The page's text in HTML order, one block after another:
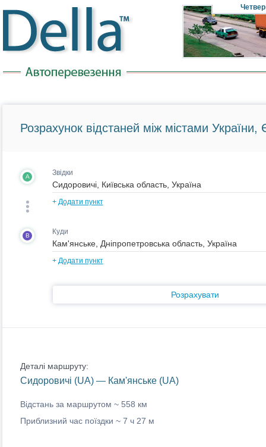
Четвер
Розрахунок відстаней між містами України,
A Звідки
+ Додати пункт
B Куди
+ Додати пункт
Розрахувати
Деталі маршруту:
Сидоровичі (UA) — Кам'янське (UA)
Відстань за маршрутом ~ 558 км
Приблизний час поїздки ~ 7 ч 27 м